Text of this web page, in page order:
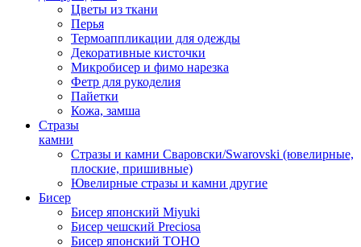
Цветы из ткани
Перья
Термоаппликации для одежды
Декоративные кисточки
Микробисер и фимо нарезка
Фетр для рукоделия
Пайетки
Кожа, замша
Стразы
камни
Стразы и камни Сваровски/Swarovski (ювелирные,
плоские, пришивные)
Ювелирные стразы и камни другие
Бисер
Бисер японский Miyuki
Бисер чешский Preciosa
Бисер японский TOHO